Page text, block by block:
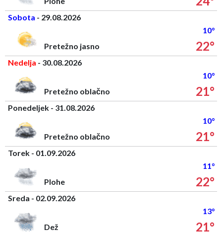
Sobota - 29.08.2026
10°
Pretežno jasno
22°
Nedelja - 30.08.2026
10°
Pretežno oblačno
21°
Ponedeljek - 31.08.2026
10°
Pretežno oblačno
21°
Torek - 01.09.2026
11°
Plohe
22°
Sreda - 02.09.2026
13°
Dež
21°